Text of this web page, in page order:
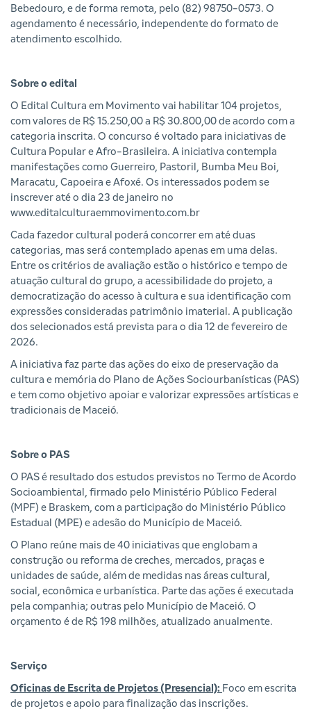
Bebedouro, e de forma remota, pelo (82) 98750-0573. O
agendamento é necessário, independente do formato de
atendimento escolhido.
Sobre o edital
O Edital Cultura em Movimento vai habilitar 104 projetos,
com valores de R$ 15.250,00 a R$ 30.800,00 de acordo com a
categoria inscrita. O concurso é voltado para iniciativas de
Cultura Popular e Afro-Brasileira. A iniciativa contempla
manifestações como Guerreiro, Pastoril, Bumba Meu Boi,
Maracatu, Capoeira e Afoxé. Os interessados podem se
inscrever até o dia 23 de janeiro no
www.editalculturaemmovimento.com.br
Cada fazedor cultural poderá concorrer em até duas
categorias, mas será contemplado apenas em uma delas.
Entre os critérios de avaliação estão o histórico e tempo de
atuação cultural do grupo, a acessibilidade do projeto, a
democratização do acesso à cultura e sua identificação com
expressões consideradas patrimônio imaterial. A publicação
dos selecionados está prevista para o dia 12 de fevereiro de
2026.
A iniciativa faz parte das ações do eixo de preservação da
cultura e memória do Plano de Ações Sociourbanísticas (PAS)
e tem como objetivo apoiar e valorizar expressões artísticas e
tradicionais de Maceió.
Sobre o PAS
O PAS é resultado dos estudos previstos no Termo de Acordo
Socioambiental, firmado pelo Ministério Público Federal
(MPF) e Braskem, com a participação do Ministério Público
Estadual (MPE) e adesão do Município de Maceió.
O Plano reúne mais de 40 iniciativas que englobam a
construção ou reforma de creches, mercados, praças e
unidades de saúde, além de medidas nas áreas cultural,
social, econômica e urbanística. Parte das ações é executada
pela companhia; outras pelo Município de Maceió. O
orçamento é de R$ 198 milhões, atualizado anualmente.
Serviço
Oficinas de Escrita de Projetos (Presencial): Foco em escrita
de projetos e apoio para finalização das inscrições.